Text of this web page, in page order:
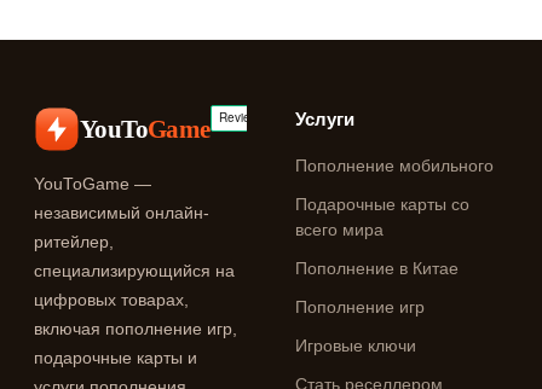
YouToGame
YouToGame —
независимый онлайн-
ритейлер,
специализирующийся на
цифровых товарах,
включая пополнение игр,
подарочные карты и
Услуги
Пополнение мобильного
Подарочные карты со
всего мира
Пополнение в Китае
Пополнение игр
Игровые ключи
Стать реселлером